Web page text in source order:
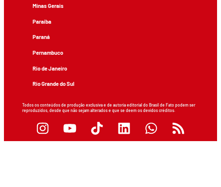
Minas Gerais
Paraíba
Paraná
Pernambuco
Rio de Janeiro
Rio Grande do Sul
Todos os conteúdos de produção exclusiva e de autoria editorial do Brasil de Fato podem ser
reproduzidos, desde que não sejam alterados e que se deem os devidos créditos.